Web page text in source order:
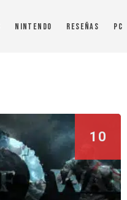
Nintendo Reseñas PC
10